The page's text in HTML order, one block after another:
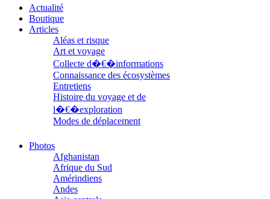
Crane Richard
Croiziers de Lacvivier Aurélie
Dash Naraa
Debove Florence
Dectot de Christen Antoine
Dedet Christian
Degoul Franck
Delaunay Matthieu
Deledicque Sébastien
Delloye Bernard
Delloye Mélanie
Descave Nicolas
Desprez Léopoldine
Devouassoux Philippe
Dubois-Tartacap Nicole
Ducret Nicolas
Dugast Stéphane
Actualité
Boutique
Articles
Aléas et risque
Art et voyage
Collecte d�€�informations
Connaissance des écosystèmes
Entretiens
Histoire du voyage et de
l�€�exploration
Modes de déplacement
Parcours choisis
Patrimoine
Petite ethnographie
Portraits
Questions de survie
Réflexions
Photos
Afghanistan
Afrique du Sud
Amérindiens
Andes